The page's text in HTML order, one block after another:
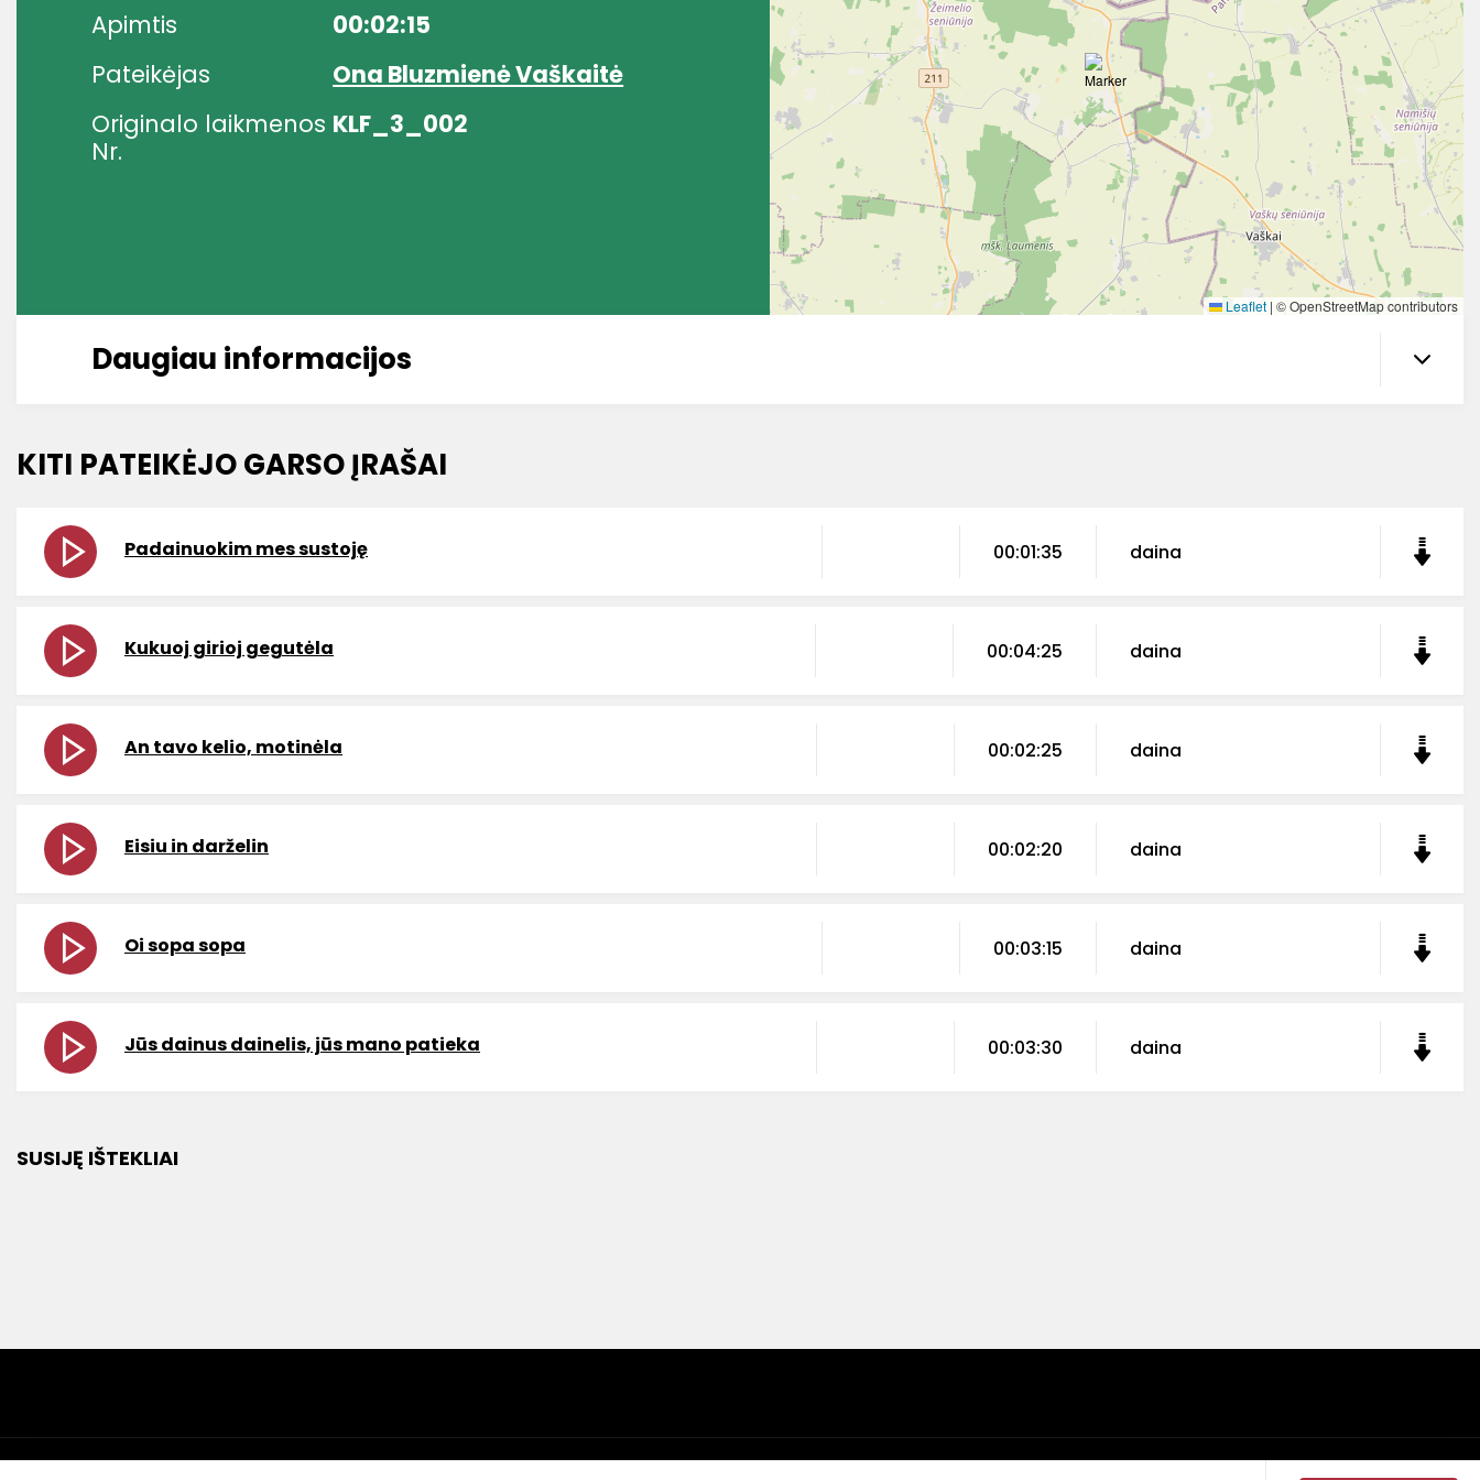
Apimtis
00:02:15
Pateikėjas
Ona Bluzmienė Vaškaitė
Originalo laikmenos
Nr.
KLF_3_002
Leaflet | © OpenStreetMap contributors
Daugiau informacijos
KITI PATEIKĖJO GARSO ĮRAŠAI
Padainuokim mes sustoję 00:01:35 daina
Kukuoj girioj gegutėla 00:04:25 daina
An tavo kelio, motinėla 00:02:25 daina
Eisiu in darželin 00:02:20 daina
Oi sopa sopa 00:03:15 daina
Jūs dainus dainelis, jūs mano patieka 00:03:30 daina
SUSIJĘ IŠTEKLIAI